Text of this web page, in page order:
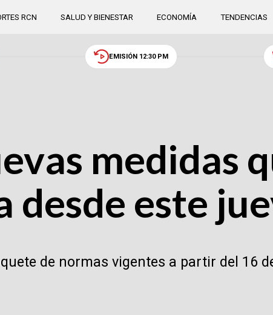
RCN SALUD Y BIENESTAR ECONOMÍA TENDENCIAS
EMISIÓN 12:30 PM
medidas
este
de normas vigentes a partir del 16